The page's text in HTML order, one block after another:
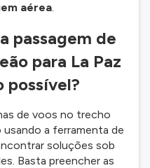
aérea.
passagem de
para La Paz
possível?
de voos no trecho
a ferramenta de
soluções sob
Basta preencher as